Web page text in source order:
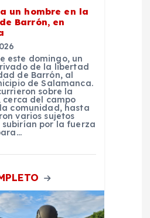
un hombre en la
Barrón, en
este domingo, un
de la libertad
de Barrón, al
de Salamanca.
sobre la
cerca del campo
comunidad, hasta
varios sujetos
por la fuerza